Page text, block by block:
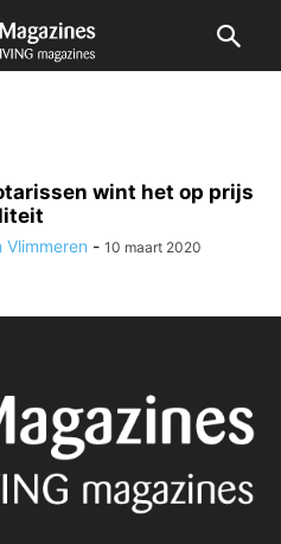
wint het op prijs
Vlimmeren - 10 maart 2020